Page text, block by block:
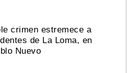
crimen estremece a
de La Loma, en
Nuevo